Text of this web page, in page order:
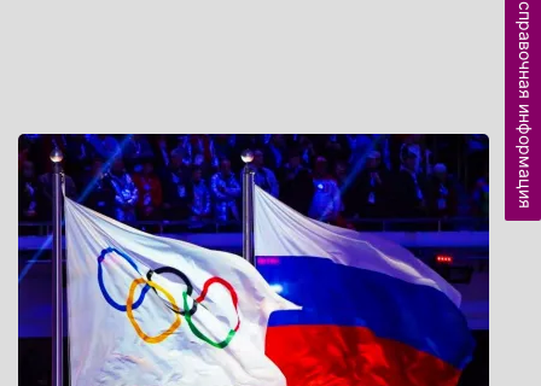
справочная информация